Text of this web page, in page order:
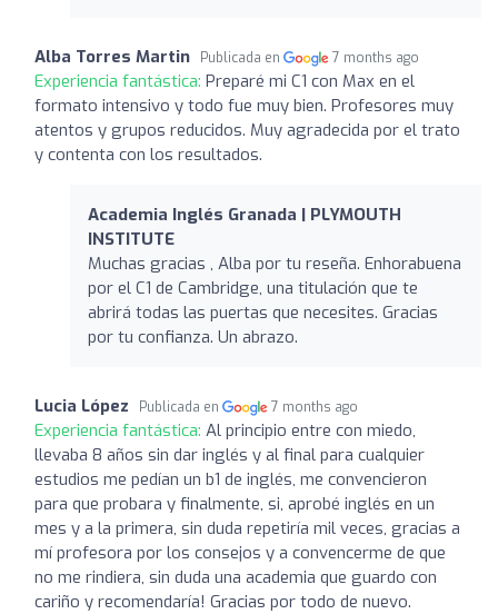
Alba Torres Martin Publicada en 7 months ago
Experiencia fantástica: Preparé mi C1 con Max en el
formato intensivo y todo fue muy bien. Profesores muy
atentos y grupos reducidos. Muy agradecida por el trato
y contenta con los resultados.
Academia Inglés Granada | PLYMOUTH
INSTITUTE
Muchas gracias , Alba por tu reseña. Enhorabuena
por el C1 de Cambridge, una titulación que te
abrirá todas las puertas que necesites. Gracias
por tu confianza. Un abrazo.
Lucia López Publicada en 7 months ago
Experiencia fantástica: Al principio entre con miedo,
llevaba 8 años sin dar inglés y al final para cualquier
estudios me pedían un b1 de inglés, me convencieron
para que probara y finalmente, si, aprobé inglés en un
mes y a la primera, sin duda repetiría mil veces, gracias a
mí profesora por los consejos y a convencerme de que
no me rindiera, sin duda una academia que guardo con
cariño y recomendaría! Gracias por todo de nuevo.